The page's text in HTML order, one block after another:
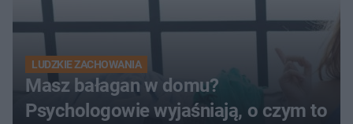
LUDZKIE ZACHOWANIA
Masz bałagan w domu?
Psychologowie wyjaśniają, o czym to